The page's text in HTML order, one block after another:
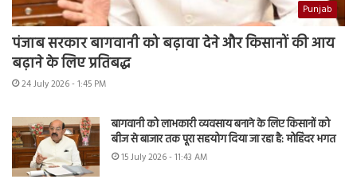
Punjab
पंजाब सरकार बागवानी को बढ़ावा देने और किसानों की आय
बढ़ाने के लिए प्रतिबद्ध
24 July 2026 - 1:45 PM
बागवानी को लाभकारी व्यवसाय बनाने के लिए किसानों को
बीज से बाजार तक पूरा सहयोग दिया जा रहा है: मोहिंदर भगत
15 July 2026 - 11:43 AM